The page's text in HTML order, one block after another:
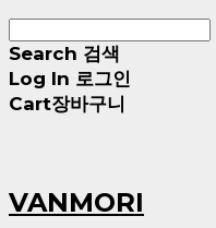
Search 검색
Log In 로그인
Cart장바구니
VANMORI